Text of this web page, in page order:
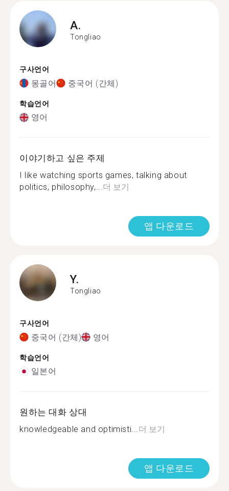
A.
Tongliao
구사언어
몽골어 중국어 (간체)
학습언어
영어
이야기하고 싶은 주제
I like watching sports games, talking about
politics, philosophy,...더 보기
앱 다운로드
Y.
Tongliao
구사언어
중국어 (간체) 영어
학습언어
일본어
원하는 대화 상대
knowledgeable and optimisti...더 보기
앱 다운로드